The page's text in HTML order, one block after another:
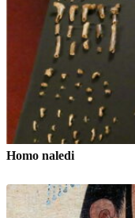
Homo naledi